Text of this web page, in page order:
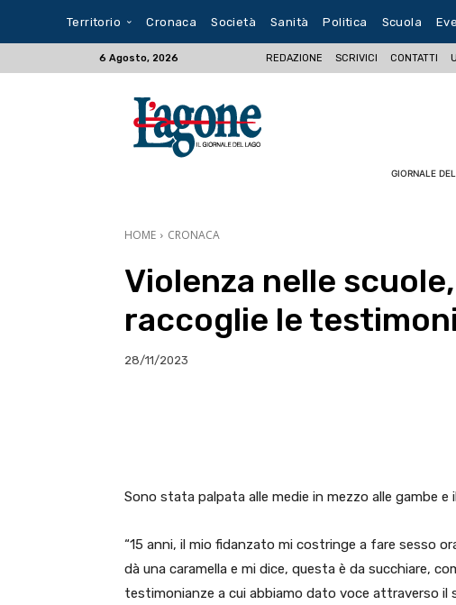
Territorio Cronaca Società Sanità Politica Scuola
6 Agosto, 2026 REDAZIONE SCRIVICI CONTATTI
GIORNALE
HOME CRONACA
Violenza nelle
raccoglie le
28/11/2023
Sono stata palpata alle medie in mezzo alle gambe
“15 anni, il mio fidanzato mi costringe a fare sesso
dà una caramella e mi dice, questa è da succhiare,
testimonianze a cui abbiamo dato voce attraverso